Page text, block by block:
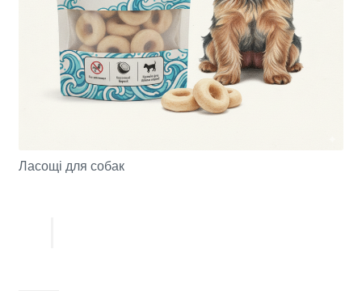
Ласощі для собак